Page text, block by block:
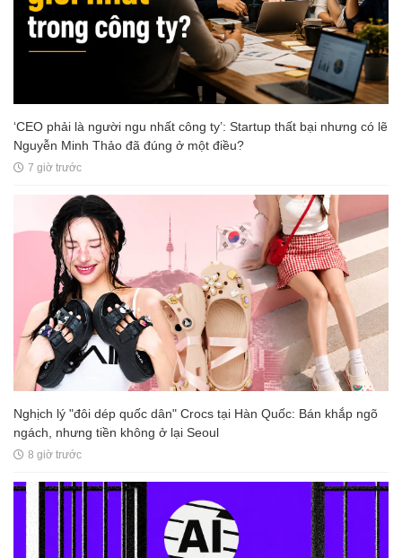
‘CEO phải là người ngu nhất công ty’: Startup thất bại nhưng có lẽ
Nguyễn Minh Thảo đã đúng ở một điều?
7 giờ trước
Nghịch lý "đôi dép quốc dân" Crocs tại Hàn Quốc: Bán khắp ngõ
ngách, nhưng tiền không ở lại Seoul
8 giờ trước